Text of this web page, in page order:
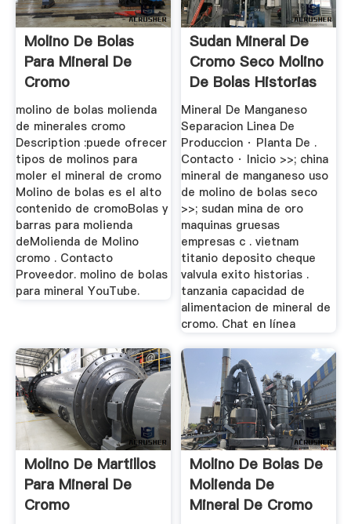
Molino De Bolas
Para Mineral De
Cromo
molino de bolas molienda
de minerales cromo
Description :puede ofrecer
tipos de molinos para
moler el mineral de cromo
Molino de bolas es el alto
contenido de cromoBolas y
barras para molienda
deMolienda de Molino
cromo . Contacto
Proveedor. molino de bolas
para mineral YouTube.
Sudan Mineral De
Cromo Seco Molino
De Bolas Historias
De Exito
Mineral De Manganeso
Separacion Linea De
Produccion · Planta De .
Contacto · Inicio >>; china
mineral de manganeso uso
de molino de bolas seco
>>; sudan mina de oro
maquinas gruesas
empresas c . vietnam
titanio deposito cheque
valvula exito historias .
tanzania capacidad de
alimentacion de mineral de
cromo. Chat en línea
Molino De Martillos
Para Mineral De
Cromo
Molino De Bolas De
Molienda De
Mineral De Cromo